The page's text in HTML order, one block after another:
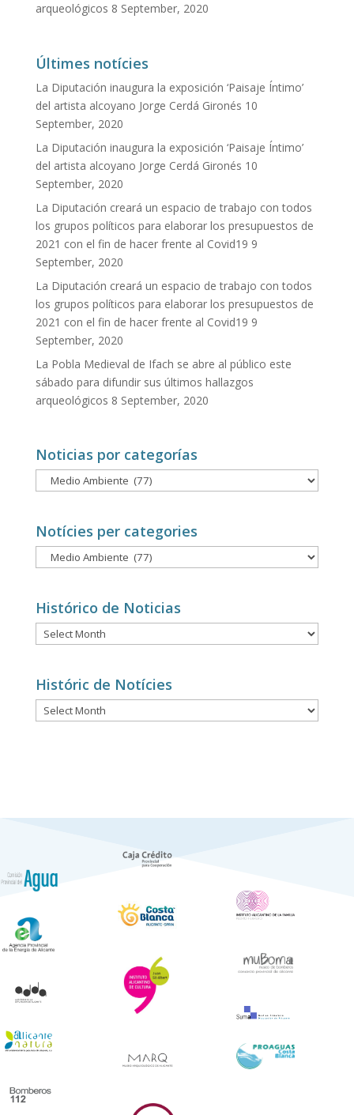
arqueológicos 8 September, 2020
Últimes notícies
La Diputación inaugura la exposición ‘Paisaje Íntimo’
del artista alcoyano Jorge Cerdá Gironés 10
September, 2020
La Diputación inaugura la exposición ‘Paisaje Íntimo’
del artista alcoyano Jorge Cerdá Gironés 10
September, 2020
La Diputación creará un espacio de trabajo con todos
los grupos políticos para elaborar los presupuestos de
2021 con el fin de hacer frente al Covid19 9
September, 2020
La Diputación creará un espacio de trabajo con todos
los grupos políticos para elaborar los presupuestos de
2021 con el fin de hacer frente al Covid19 9
September, 2020
La Pobla Medieval de Ifach se abre al público este
sábado para difundir sus últimos hallazgos
arqueológicos 8 September, 2020
Noticias por categorías
Noticias
por
Notícies per categories
Notícies
per
Histórico de Noticias
Histórico
de
Históric de Notícies
Históric
de